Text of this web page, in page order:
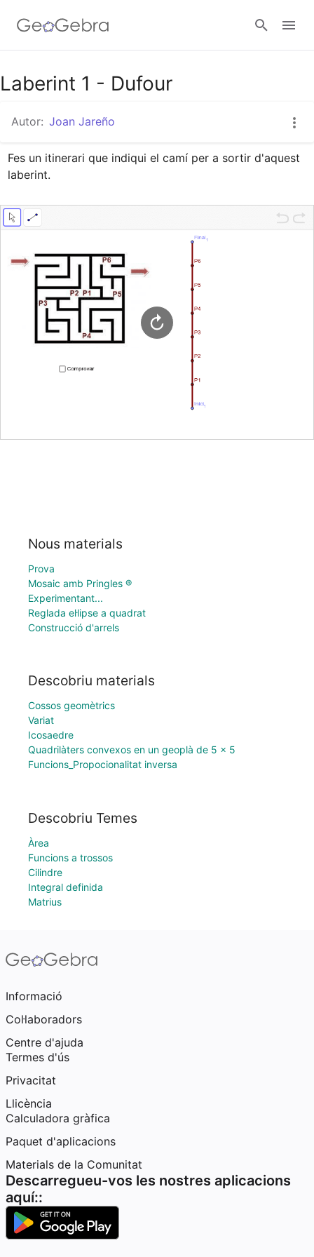
Google Classroom
Aula GeoGebra
Laberint 1 - Dufour
Autor: Joan Jareño
Fes un itinerari que indiqui el camí per a sortir d'aquest
laberint.
Nous materials
Prova
Mosaic amb Pringles ®
Experimentant...
Reglada el·lipse a quadrat
Construcció d'arrels
Descobriu materials
Cossos geomètrics
Variat
Icosaedre
Quadrilàters convexos en un geoplà de 5 x 5
Funcions_Propocionalitat inversa
Descobriu Temes
Àrea
Funcions a trossos
Cilindre
Integral definida
Matrius
Informació
Col·laboradors
Centre d'ajuda
Termes d'ús
Privacitat
Llicència
Calculadora gràfica
Paquet d'aplicacions
Materials de la Comunitat
Descarregueu-vos les nostres aplicacions
aquí::